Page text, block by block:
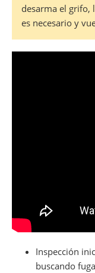
desarma el grifo,
es necesario y
Inspección
buscando